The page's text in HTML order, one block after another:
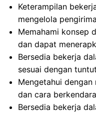
Keterampilan
mengelola
Memahami konsep
dan dapat
Bersedia bekerja
sesuai dengan
Mengetahui
dan cara
Bersedia bekerja